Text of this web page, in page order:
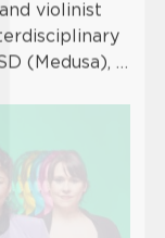
violinist
(Medusa), …